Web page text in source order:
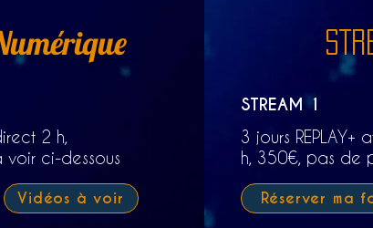
2 h,
ci-dessous
Vidéos à voir
STREAM 1
3 jours REPLAY+
h, 350€, pas de
Réserver ma